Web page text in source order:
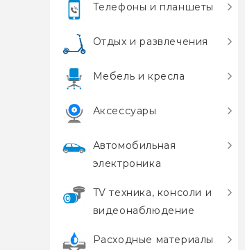
Телефоны и планшеты
Отдых и развлечения
Мебель и кресла
Аксессуары
Автомобильная
электроника
TV техника, консоли и
видеонаблюдение
Расходные материалы